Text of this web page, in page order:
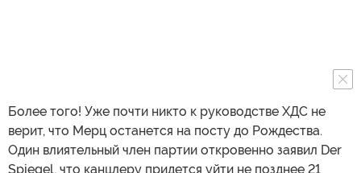
Более того! Уже почти никто к руководстве ХДС не
верит, что Мерц останется на посту до Рождества.
Один влиятельный член партии откровенно заявил Der
Spiegel, что канцлеру придется уйти не позднее 21